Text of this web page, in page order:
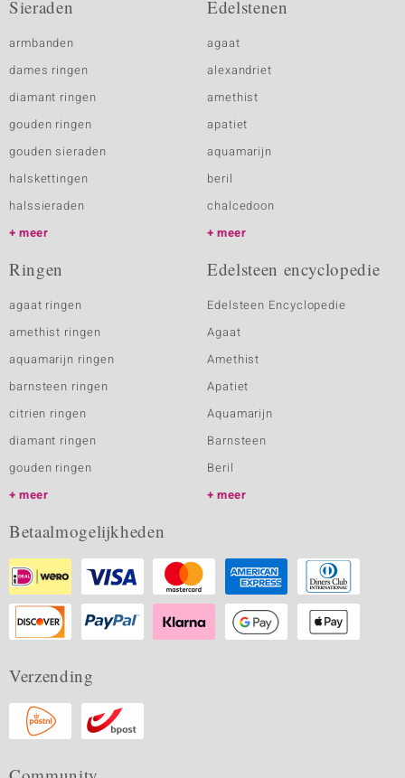
Sieraden
armbanden
dames ringen
diamant ringen
gouden ringen
gouden sieraden
halskettingen
halssieraden
meer
Edelstenen
agaat
alexandriet
amethist
apatiet
aquamarijn
beril
chalcedoon
meer
Ringen
agaat ringen
amethist ringen
aquamarijn ringen
barnsteen ringen
citrien ringen
diamant ringen
gouden ringen
meer
Edelsteen encyclopedie
Edelsteen Encyclopedie
Agaat
Amethist
Apatiet
Aquamarijn
Barnsteen
Beril
meer
Betaalmogelijkheden
Verzending